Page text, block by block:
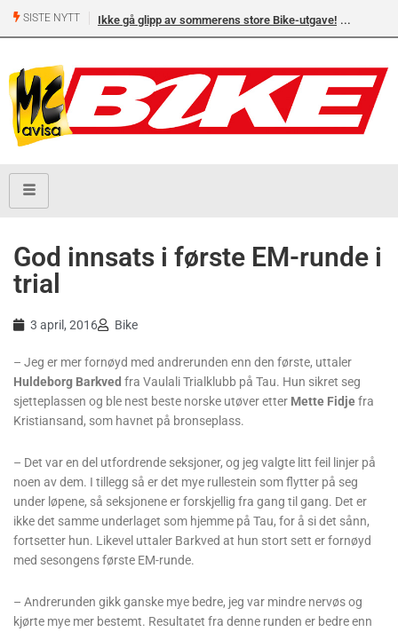
SISTE NYTT Ikke gå glipp av sommerens store Bike-utgave!
God innsats i første EM-runde i
trial
3 april, 2016 Bike
– Jeg er mer fornøyd med andrerunden enn den første, uttaler
Huldeborg Barkved fra Vaulali Trialklubb på Tau. Hun sikret seg
sjetteplassen og ble nest beste norske utøver etter Mette Fidjefra
Kristiansand, som havnet på bronseplass.
– Det var en del utfordrende seksjoner, og jeg valgte litt feil linjer på
noen av dem. I tillegg så er det mye rullestein som flytter på seg
under løpene, så seksjonene er forskjellig fra gang til gang. Det er
ikke det samme underlaget som hjemme på Tau, for å si det sånn,
fortsetter hun. Likevel uttaler Barkved at hun stort sett er fornøyd
med sesongens første EM-runde.
– Andrerunden gikk ganske mye bedre, jeg var mindre nervøs og
kjørte mye mer bestemt. Resultatet fra denne runden er bedre enn